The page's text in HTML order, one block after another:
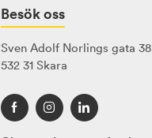
Besök oss
Sven Adolf Norlings gata 38
532 31 Skara